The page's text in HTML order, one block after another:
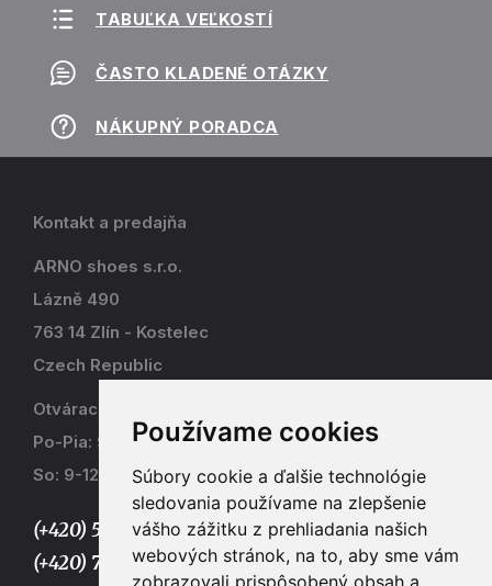
Používame cookies
Súbory cookie a ďalšie technológie
sledovania používame na zlepšenie
vášho zážitku z prehliadania našich
webových stránok, na to, aby sme vám
zobrazovali prispôsobený obsah a
TABUĽKA VEĽKOSTÍ
ČASTO KLADENÉ OTÁZKY
NÁKUPNÝ PORADCA
Kontakt a predajňa
ARNO shoes s.r.o.
Lázně 490
763 14 Zlín - Kostelec
Czech Republic
Otváracia doba
Po-Pia: 9-17
So: 9-12
(+420) 577 915 036,
(+420) 773 667 390